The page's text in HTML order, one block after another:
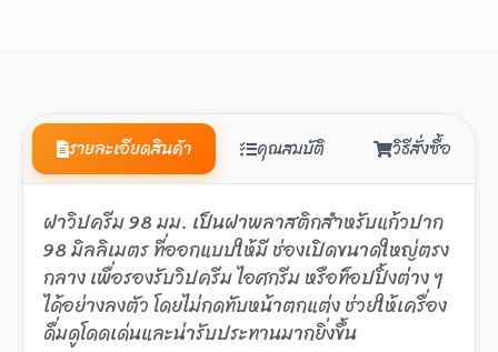
รายละเอียดสินค้า คุณสมบัติ วิธีสั่งซื้อ
ฝาวิปครีม 98 มม. เป็นฝาพลาสติกสำหรับแก้วปาก
98 มิลลิเมตร ที่ออกแบบให้มี ช่องเปิดขนาดใหญ่ตรง
กลาง เพื่อรองรับวิปครีม ไอศกรีม หรือท็อปปิ้งต่าง ๆ
ได้อย่างลงตัว โดยไม่กดทับหน้าตกแต่ง ช่วยให้เครื่อง
ดื่มดูโดดเด่นและน่ารับประทานมากยิ่งขึ้น